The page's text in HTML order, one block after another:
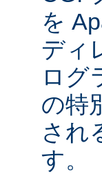
を
ディ
ログ
の特
され
す。